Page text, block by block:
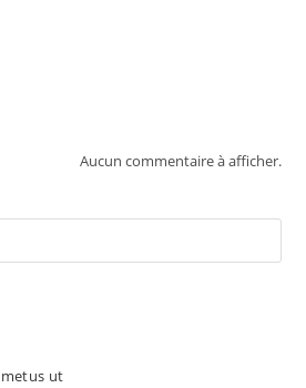
Aucun commentaire à afficher.
ut